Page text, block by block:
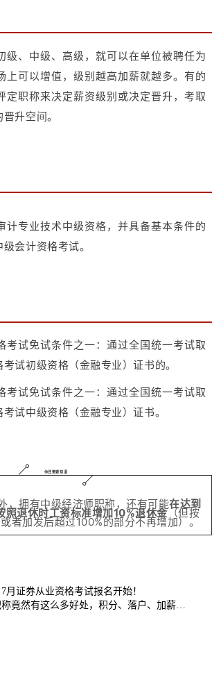
级、中级、高级，就可以在单位被聘任为
上可以增值，级别越高加薪就越多。有的
定职称来决定薪资级别或决定晋升，考取
升空间。
计专业技术中级资格，并具备基本条件的
会计资格考试。
考试免试条件之一：通过全国统一考试取
试初级资格（金融专业）证书的。
考试免试条件之一：通过全国统一考试取
试中级资格（金融专业）证书。
你还需要知道
，拥有中级经济师职称，还有可能在达到
照退休时工资标准增加10%退休金（但按
者加发后超过100%的部分不再增加）。
7月证券从业资格考试报名开始！
竟然有这么多好处，积分、落户、加薪…